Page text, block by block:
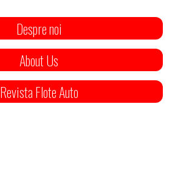
Despre noi
About Us
Revista Flote Auto